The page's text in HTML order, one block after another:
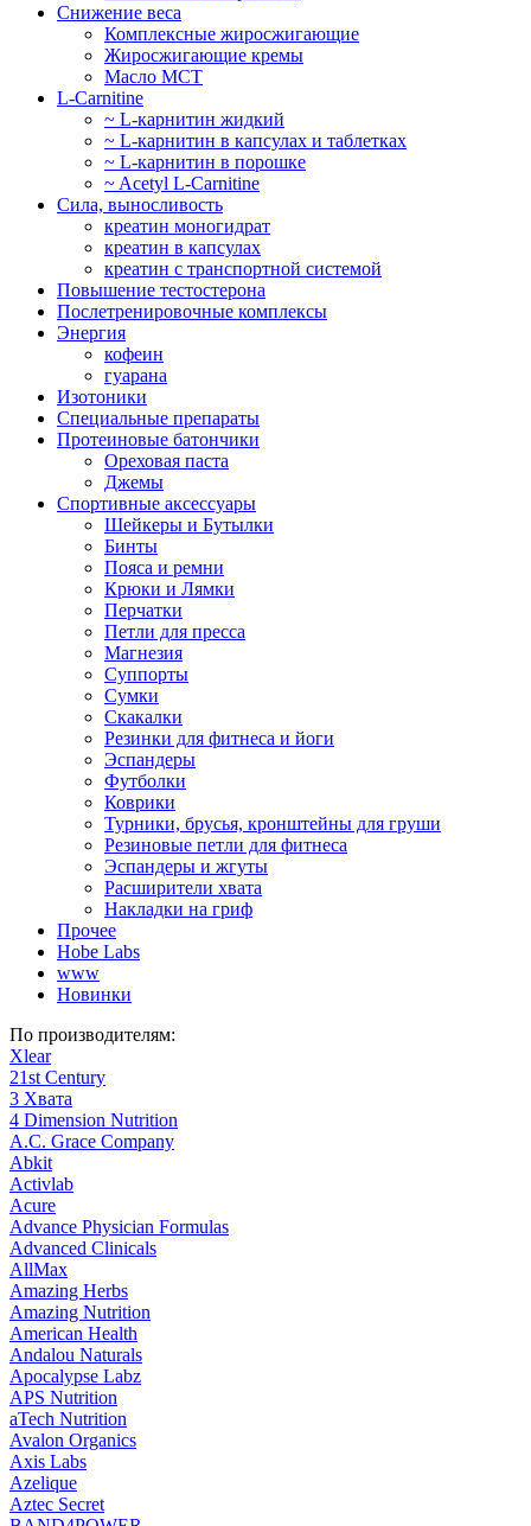
Снижение веса
Комплексные жиросжигающие
Жиросжигающие кремы
Масло МСТ
L-Carnitine
~ L-карнитин жидкий
~ L-карнитин в капсулах и таблетках
~ L-карнитин в порошке
~ Acetyl L-Carnitine
Сила, выносливость
креатин моногидрат
креатин в капсулах
креатин с транспортной системой
Повышение тестостерона
Послетренировочные комплексы
Энергия
кофеин
гуарана
Изотоники
Специальные препараты
Протеиновые батончики
Ореховая паста
Джемы
Спортивные аксессуары
Шейкеры и Бутылки
Бинты
Пояса и ремни
Крюки и Лямки
Перчатки
Петли для пресса
Магнезия
Суппорты
Сумки
Скакалки
Резинки для фитнеса и йоги
Эспандеры
Футболки
Коврики
Турники, брусья, кронштейны для груши
Резиновые петли для фитнеса
Эспандеры и жгуты
Расширители хвата
Накладки на гриф
Прочее
Hobe Labs
www
Новинки
По производителям:
Xlear
21st Century
3 Хвата
4 Dimension Nutrition
A.C. Grace Company
Abkit
Activlab
Acure
Advance Physician Formulas
Advanced Clinicals
AllMax
Amazing Herbs
Amazing Nutrition
American Health
Andalou Naturals
Apocalypse Labz
APS Nutrition
aTech Nutrition
Avalon Organics
Axis Labs
Azelique
Aztec Secret